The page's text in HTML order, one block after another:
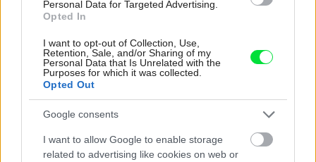
Personal Data for Targeted Advertising.
Opted In
I want to opt-out of Collection, Use,
Retention, Sale, and/or Sharing of my
Personal Data that Is Unrelated with the
Purposes for which it was collected.
Opted Out
Google consents
I want to allow Google to enable storage
related to advertising like cookies on web or
Kedysi boli veľkým trendom, dnes sa im radšej
vyhnite. Týchto 7 vecí robí vašu obývačku
Inšpirácie